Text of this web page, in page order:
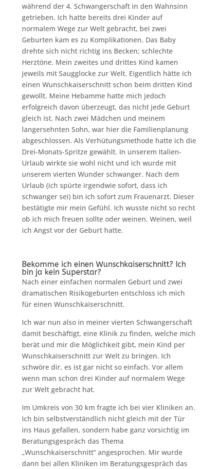
während der 4. Schwangerschaft in den Wahnsinn
getrieben. Ich hatte bereits drei Kinder auf
normalem Wege zur Welt gebracht, bei zwei
Geburten kam es zu Komplikationen. Das Baby
drehte sich nicht richtig ins Becken; schlechte
Herztöne. Mein zweites und drittes Kind kamen
jeweils mit Saugglocke zur Welt. Eigentlich hätte ich
einen Wunschkaiserschnitt schon beim dritten Kind
gewollt. Meine Hebamme hatte mich jedoch
erfolgreich davon überzeugt, das nicht jede Geburt
gleich ist. Nach zwei Mädchen und meinem
langersehnten Sohn, war hier die Familienplanung
abgeschlossen. Als Verhütungsmethode hatte ich die
Drei-Monats-Spritze gewählt. In unserem Italien-
Urlaub wirkte sie wohl nicht und ich wurde mit
unserem vierten Wunder schwanger. Nach dem
Urlaub (ich spürte irgendwie sofort, dass ich
schwanger sei) bin ich sofort zum Frauenarzt. Dieser
bestätigte mir mein Gefühl. Ich wusste nicht so recht
ob ich mich freuen sollte oder weinen. Weinen, weil
ich Angst vor der Geburt hatte.
Bekomme ich einen Wunschkaiserschnitt? Ich
bin ja kein Superstar?
Nach einer einfachen normalen Geburt und zwei
dramatischen Risikogeburten entschloss ich mich
für einen Wunschkaiserschnitt.
Ich war nun also in meiner vierten Schwangerschaft
damit beschäftigt, eine Klinik zu finden, welche mich
berät und mir die Möglichkeit gibt, mein Kind per
Wunschkaiserschnitt zur Welt zu bringen. Ich
schwöre dir, es ist gar nicht so einfach. Vor allem
wenn man schon drei Kinder auf normalem Wege
zur Welt gebracht hat.
Im Umkreis von 30 km fragte ich bei vier Kliniken an.
Ich bin selbstverständlich nicht gleich mit der Tür
ins Haus gefallen, sondern habe ganz vorsichtig im
Beratungsgespräch das Thema
„Wunschkaiserschnitt“ angesprochen. Mir wurde
dann bei allen Kliniken im Beratungsgespräch das